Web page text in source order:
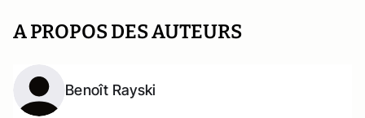
A PROPOS DES AUTEURS
Benoît Rayski